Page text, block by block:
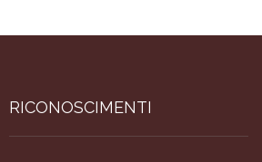
RICONOSCIMENTI